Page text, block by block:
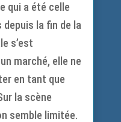
qui a été celle
la fin de la
s’est
marché, elle ne
en tant que
la scène
semble limitée.